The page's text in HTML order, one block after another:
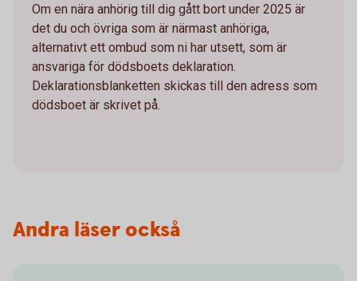
Om en nära anhörig till dig gått bort under 2025 är
det du och övriga som är närmast anhöriga,
alternativt ett ombud som ni har utsett, som är
ansvariga för dödsboets deklaration.
Deklarationsblanketten skickas till den adress som
dödsboet är skrivet på.
Andra läser också